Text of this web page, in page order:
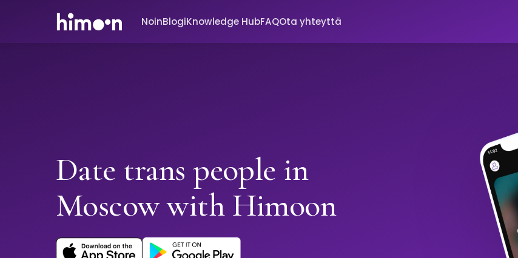
NoinBlogiKnowledge HubFAQOta yhteyttä
Date trans people in
Moscow with Himoon